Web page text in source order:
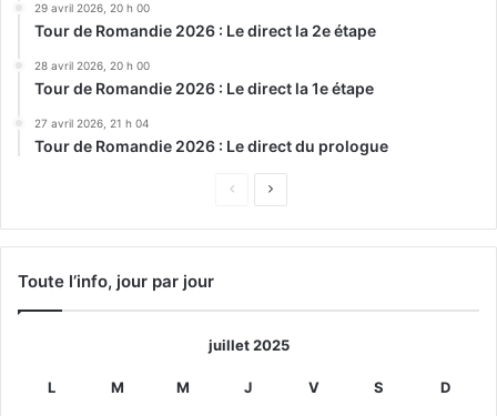
29 avril 2026, 20 h 00
Tour de Romandie 2026 : Le direct la 2e étape
28 avril 2026, 20 h 00
Tour de Romandie 2026 : Le direct la 1e étape
27 avril 2026, 21 h 04
Tour de Romandie 2026 : Le direct du prologue
Page
Page
Toute l’info, jour par jour
juillet 2025
L M M J V S D